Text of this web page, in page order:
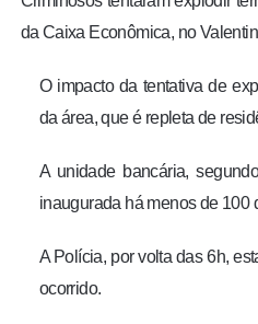
da Caixa Econômica, no
O impacto da tentativa de
da área, que é repleta de
A unidade bancária,
inaugurada há menos de 100
A Polícia, por volta das 6h,
ocorrido.